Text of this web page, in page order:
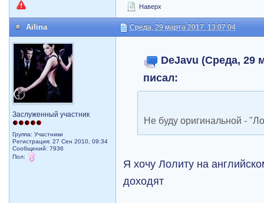
Наверх
Ailina Среда, 29 марта 2017, 13:07:04
Заслуженный участник
Группа: Участники
Регистрация: 27 Сен 2010, 09:34
Сообщений: 7936
Пол:
DeJavu (Среда, 29
писал:
Не буду оригинальной -
Я хочу Лолиту на
доходят